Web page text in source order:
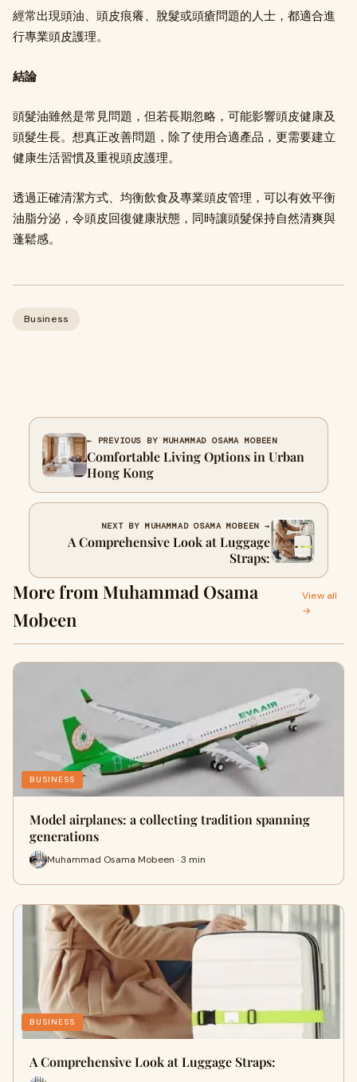
經常出現頭油、頭皮痕癢、脫髮或頭瘡問題的人士，都適合進
行專業頭皮護理。
結論
頭髮油雖然是常見問題，但若長期忽略，可能影響頭皮健康及
頭髮生長。想真正改善問題，除了使用合適產品，更需要建立
健康生活習慣及重視頭皮護理。
透過正確清潔方式、均衡飲食及專業頭皮管理，可以有效平衡
油脂分泌，令頭皮回復健康狀態，同時讓頭髮保持自然清爽與
蓬鬆感。
Business
← PREVIOUS BY MUHAMMAD OSAMA MOBEEN
Comfortable Living Options in Urban
Hong Kong
NEXT BY MUHAMMAD OSAMA MOBEEN →
A Comprehensive Look at Luggage
Straps:
More from Muhammad Osama
Mobeen
View all
→
BUSINESS
Model airplanes: a collecting tradition spanning
generations
Muhammad Osama Mobeen · 3 min
BUSINESS
A Comprehensive Look at Luggage Straps: